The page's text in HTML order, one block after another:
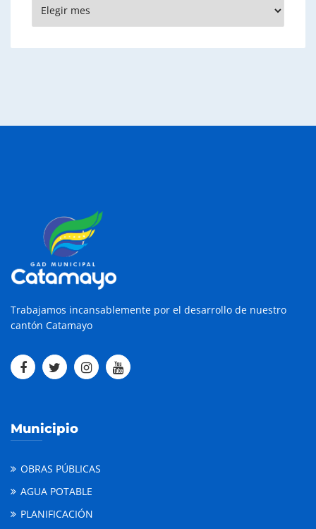
Trabajamos incansablemente por el desarrollo de nuestro
cantón Catamayo
Municipio
OBRAS PÚBLICAS
AGUA POTABLE
PLANIFICACIÓN